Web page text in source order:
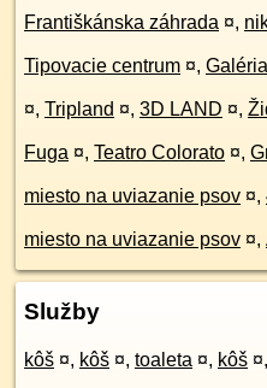
Františkánska záhrada ¤,
Tipovacie centrum ¤,
¤, Tripland ¤, 3D LAND ¤,
Fuga ¤, Teatro Colorato ¤,
miesto na uviazanie psov ¤,
miesto na uviazanie psov ¤,
Služby
kôš ¤, kôš ¤, toaleta ¤, kôš ¤,